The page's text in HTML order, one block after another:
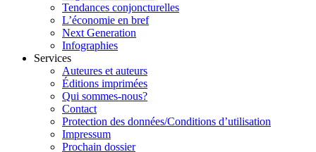
Tendances conjoncturelles
L’économie en bref
Next Generation
Infographies
Services
Auteures et auteurs
Éditions imprimées
Qui sommes-nous?
Contact
Protection des données/Conditions d’utilisation
Impressum
Prochain dossier